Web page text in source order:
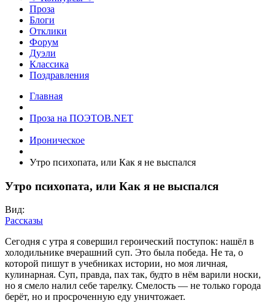
Проза
Блоги
Отклики
Форум
Дуэли
Классика
Поздравления
Главная
Проза на ПОЭТОВ.NET
Ироническое
Утро психопата, или Как я не выспался
Утро психопата, или Как я не выспался
Вид:
Рассказы
Сегодня с утра я совершил героический поступок: нашёл в
холодильнике вчерашний суп. Это была победа. Не та, о
которой пишут в учебниках истории, но моя личная,
кулинарная. Суп, правда, пах так, будто в нём варили носки,
но я смело налил себе тарелку. Смелость — не только города
берёт, но и просроченную еду уничтожает.